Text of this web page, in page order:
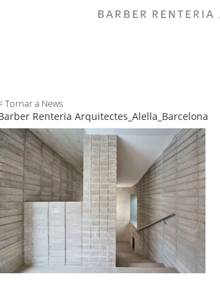
Tornar a News
Renteria Arquitectes_Alella_Barcelona